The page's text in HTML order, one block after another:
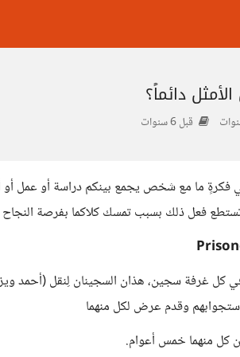
دائماً؟
قبل 6 سنوات
فكرةٍ ما مع شخص يجمع بينكم دراسة أو عمل
فعل ذلك بسبب تمسك كلاكما بفرصة النجاح
كل غرفة سجين، هذان السجينان لِنقل (أحمد
وقدم عرض لكل منهما
كل منهما خمس أعوام.